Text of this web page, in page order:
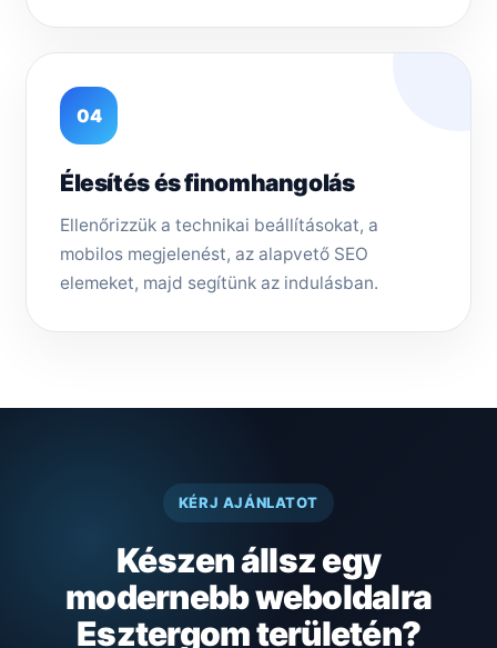
04
Élesítés és finomhangolás
Ellenőrizzük a technikai beállításokat, a
mobilos megjelenést, az alapvető SEO
elemeket, majd segítünk az indulásban.
KÉRJ AJÁNLATOT
Készen állsz egy
modernebb weboldalra
Esztergom területén?